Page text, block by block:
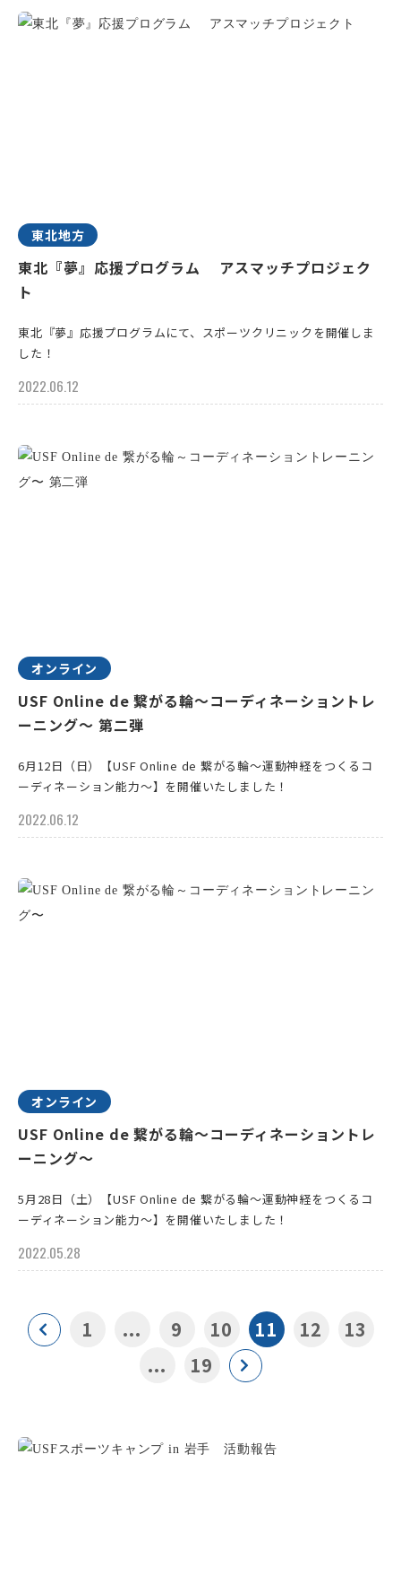
東北地方
東北『夢』応援プログラム アスマッチプロジェク
ト
東北『夢』応援プログラムにて、スポーツクリニックを開催しま
した！
2022.06.12
オンライン
USF Online de 繋がる輪～コーディネーショントレ
ーニング〜 第二弾
6月12日（日）【USF Online de 繋がる輪～運動神経をつくるコ
ーディネーション能力～】を開催いたしました！
2022.06.12
オンライン
USF Online de 繋がる輪～コーディネーショントレ
ーニング〜
5月28日（土）【USF Online de 繋がる輪～運動神経をつくるコ
ーディネーション能力～】を開催いたしました！
2022.05.28
1 ... 9 10 11 12
13
...
19